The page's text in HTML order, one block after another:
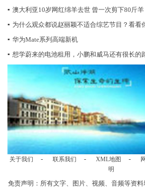
▪ 澳大利亚10岁网红绵羊去世 曾一次剪下80斤羊
▪ 为什么观众都说赵丽颖不适合综艺节目？看看
▪ 华为Mate系列高端新机
▪ 想学蔚来的电池租用，小鹏和威马还有很长的
关于我们 - 联系我们 - XML地图 -
明
免责声明：所有文字、图片、视频、音频等资